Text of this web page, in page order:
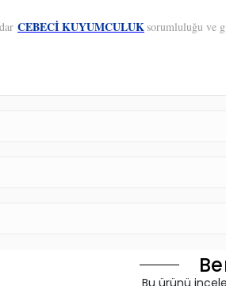
CEBECİ KUYUMCULUKsorumluluğu ve
Bu ürünü